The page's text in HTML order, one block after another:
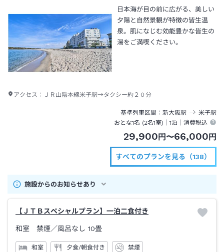
日本海が目の前に広がる、美しい
夕陽と自然景観が特徴の皆生温
泉。肌になじむ効能豊かな皆生の
湯をご満喫ください。
アクセス： ＪＲ山陰本線米子駅→タクシー約２０分
基準列車区間 新大阪駅 米子駅
おとな1名 (2名1室)｜1泊 ｜消費税込
29,900 円 〜66,000 円
すべてのプランを見る（138）
施設からのお知らせあり
【ＪＴＢスペシャルプラン】一泊二食付き
和室 禁煙／風呂なし 10畳
和室 夕食/朝食付き 禁煙